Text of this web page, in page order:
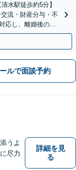
水駅徒歩約5分】
流・財産分与・不
応し、離婚後の生
ルで面談予約
うよ
尽力
詳細を見
る